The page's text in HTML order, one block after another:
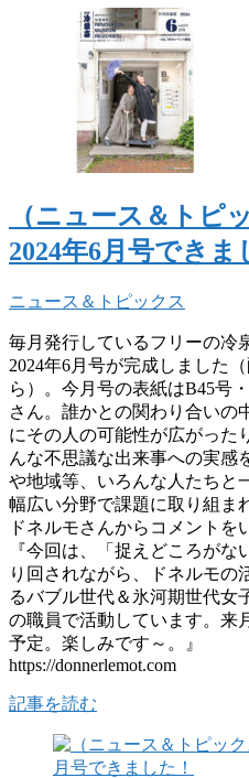
（ニュース＆トピ
2024年6月号できま
ニュース＆トピックス
毎月発行しているフリーの冷
2024年6月号が完成しました
ら）。今月号の表紙はB45号
さん。誰かとの関わり合いの
にその人の可能性が広がった
んな不思議な出来事への実感
や地域等、いろんな人たちと
幅広い分野で課題に取り組ま
ドネルモさんからコメントを
『今回は、「捉えどころが
り回されながら、ドネルモの
るバブル世代＆氷河期世代女
の職員で活動しています。来
予定。楽しみです～。』
https://donnerlemot.com
記事を読む